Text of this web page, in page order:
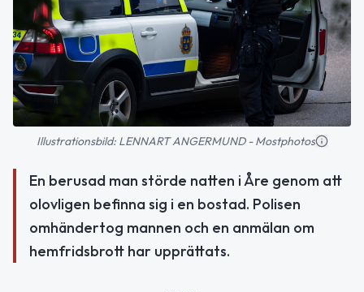
Illustrationsbild: LENNART ANGERMUND - Mostphotos
En berusad man störde natten i Åre genom att
olovligen befinna sig i en bostad. Polisen
omhändertog mannen och en anmälan om
hemfridsbrott har upprättats.